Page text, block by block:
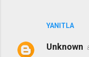
YANITLA
Unknown